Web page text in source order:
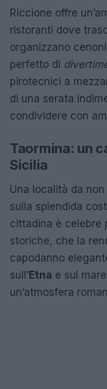
Riccione offre
ristoranti dove
organizzano
perfetto di
pirotecnici a
di una serata
condividere con
Taormina: un
Sicilia
Una località da
sulla splendida
cittadina è celebre
storiche, che la
capodanno
sull’Etna e sul
un’atmosfera